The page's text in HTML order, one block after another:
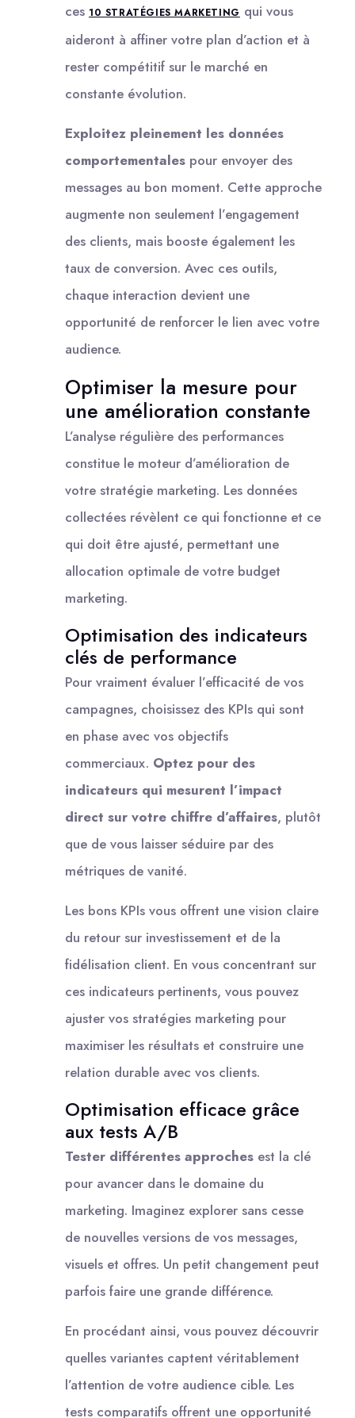
ces 10 STRATÉGIES MARKETING qui vous
aideront à affiner votre plan d’action et à
rester compétitif sur le marché en
constante évolution.
Exploitez pleinement les données
comportementales pour envoyer des
messages au bon moment. Cette approche
augmente non seulement l’engagement
des clients, mais booste également les
taux de conversion. Avec ces outils,
chaque interaction devient une
opportunité de renforcer le lien avec votre
audience.
Optimiser la mesure pour
une amélioration constante
L’analyse régulière des performances
constitue le moteur d’amélioration de
votre stratégie marketing. Les données
collectées révèlent ce qui fonctionne et ce
qui doit être ajusté, permettant une
allocation optimale de votre budget
marketing.
Optimisation des indicateurs
clés de performance
Pour vraiment évaluer l’efficacité de vos
campagnes, choisissez des KPIs qui sont
en phase avec vos objectifs
commerciaux. Optez pour des
indicateurs qui mesurent l’impact
direct sur votre chiffre d’affaires, plutôt
que de vous laisser séduire par des
métriques de vanité.
Les bons KPIs vous offrent une vision claire
du retour sur investissement et de la
fidélisation client. En vous concentrant sur
ces indicateurs pertinents, vous pouvez
ajuster vos stratégies marketing pour
maximiser les résultats et construire une
relation durable avec vos clients.
Optimisation efficace grâce
aux tests A/B
Tester différentes approches est la clé
pour avancer dans le domaine du
marketing. Imaginez explorer sans cesse
de nouvelles versions de vos messages,
visuels et offres. Un petit changement peut
parfois faire une grande différence.
En procédant ainsi, vous pouvez découvrir
quelles variantes captent véritablement
l’attention de votre audience cible. Les
tests comparatifs offrent une opportunité